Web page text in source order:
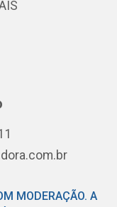
MODERAÇÃO. A